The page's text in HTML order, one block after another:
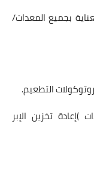
بجميع المعدات/
التطعيم.
تخزين الإبر